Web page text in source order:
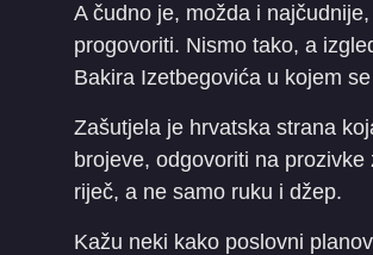
A čudno je, možda i
progovoriti. Nismo tako, a
Bakira Izetbegovića u kojem
Zašutjela je hrvatska strana
brojeve, odgovoriti na
riječ, a ne samo ruku i džep.
Kažu neki kako poslovni